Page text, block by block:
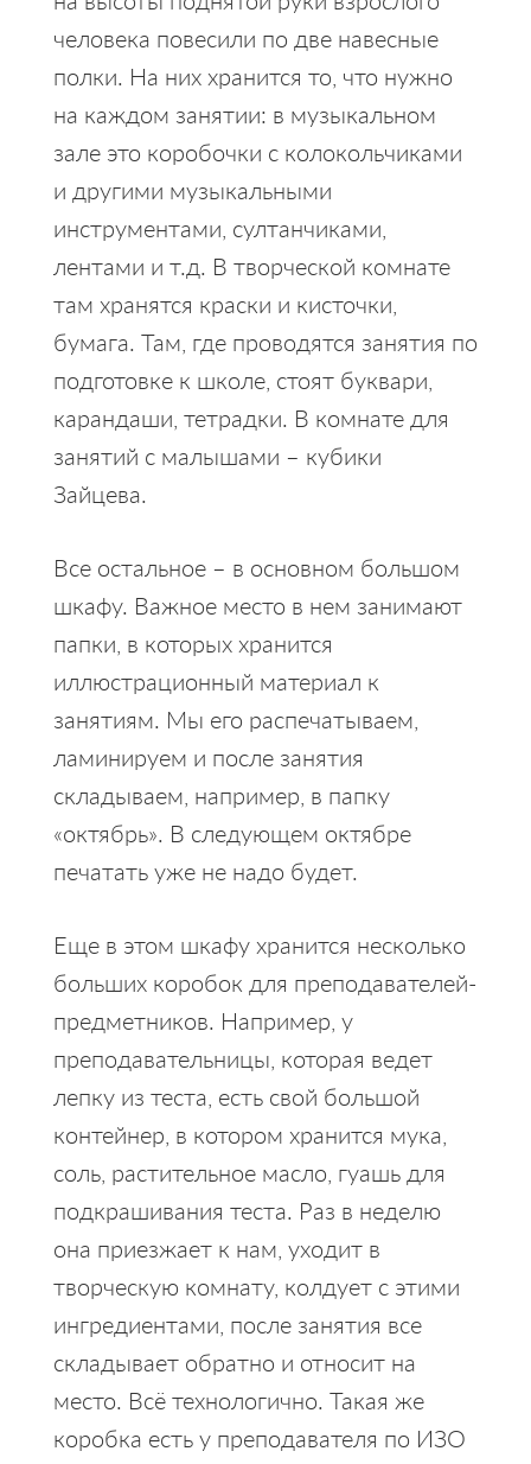
человека повесили по две навесные
полки. На них хранится то, что нужно
на каждом занятии: в музыкальном
зале это коробочки с колокольчиками
и другими музыкальными
инструментами, султанчиками,
лентами и т.д. В творческой комнате
там хранятся краски и кисточки,
бумага. Там, где проводятся занятия по
подготовке к школе, стоят буквари,
карандаши, тетрадки. В комнате для
занятий с малышами – кубики
Зайцева.
Все остальное – в основном большом
шкафу. Важное место в нем занимают
папки, в которых хранится
иллюстрационный материал к
занятиям. Мы его распечатываем,
ламинируем и после занятия
складываем, например, в папку
«октябрь». В следующем октябре
печатать уже не надо будет.
Еще в этом шкафу хранится несколько
больших коробок для преподавателей-
предметников. Например, у
преподавательницы, которая ведет
лепку из теста, есть свой большой
контейнер, в котором хранится мука,
соль, растительное масло, гуашь для
подкрашивания теста. Раз в неделю
она приезжает к нам, уходит в
творческую комнату, колдует с этими
ингредиентами, после занятия все
складывает обратно и относит на
место. Всё технологично. Такая же
коробка есть у преподавателя по ИЗО